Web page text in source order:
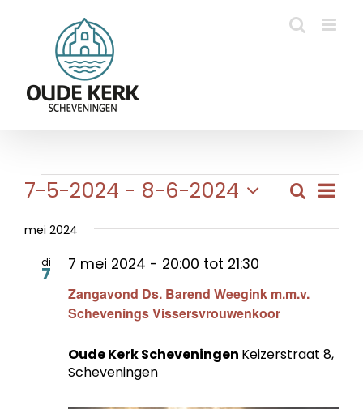
Evenementen Zoeken
Lijst
7-5-2024 - 8-6-2024
een
datum.
mei 2024
di
7
Zangavond Ds. Barend Weegink m.m.v.
Schevenings Vissersvrouwenkoor
7 mei 2024 - 20:00 tot 21:30
Oude Kerk Scheveningen Keizerstraat 8,
Scheveningen